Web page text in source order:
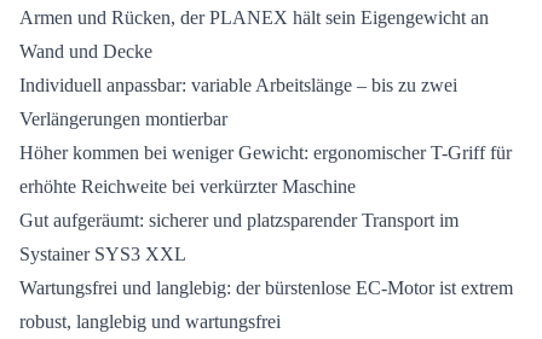
Armen und Rücken, der PLANEX hält sein Eigengewicht an
Wand und Decke
Individuell anpassbar: variable Arbeitslänge – bis zu zwei
Verlängerungen montierbar
Höher kommen bei weniger Gewicht: ergonomischer T-Griff für
erhöhte Reichweite bei verkürzter Maschine
Gut aufgeräumt: sicherer und platzsparender Transport im
Systainer SYS3 XXL
Wartungsfrei und langlebig: der bürstenlose EC-Motor ist extrem
robust, langlebig und wartungsfrei